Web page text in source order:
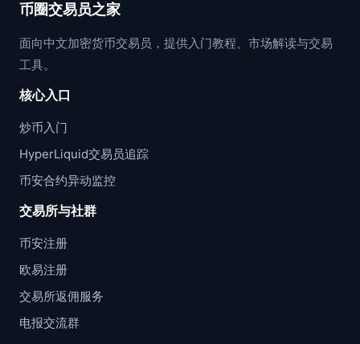
币圈交易员之家
面向中文加密货币交易员，提供入门教程、市场解读与交易
工具。
核心入口
炒币入门
HyperLiquid交易员追踪
币安合约异动监控
交易所与社群
币安注册
欧易注册
交易所返佣服务
电报交流群